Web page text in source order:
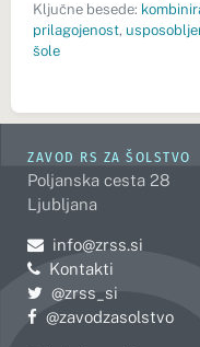
Ključne besede:
prilagojenost,
šole
ZAVOD RS ZA ŠOLSTVO
Poljanska cesta 28
Ljubljana
Pošljite e-mail na
info@zrss.si
Kontakti
Pojdite na Twitter:
@zrss_si
Pojdite na Facebook:
@zavodzasolstvo